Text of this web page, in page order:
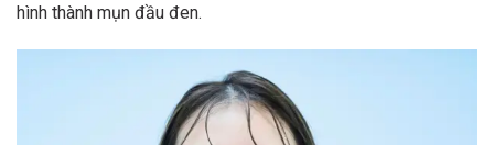
hình thành mụn đầu đen.